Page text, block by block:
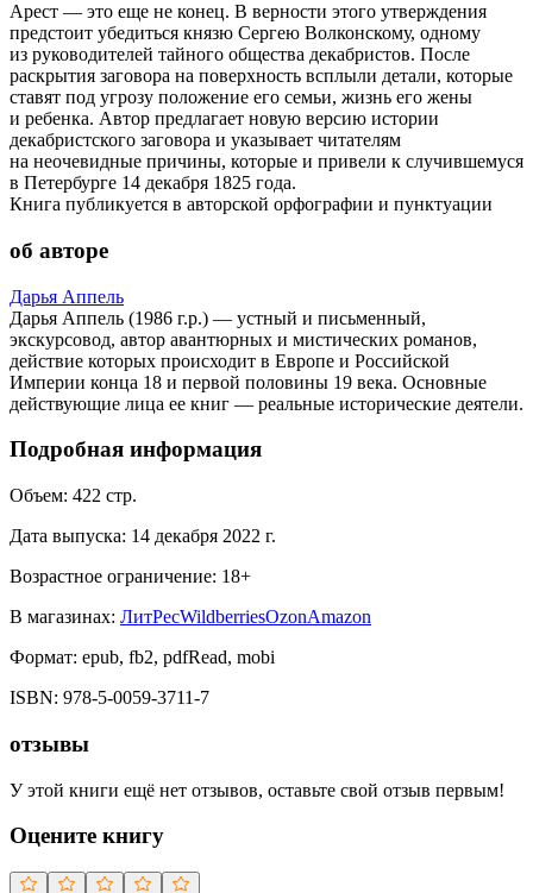
Арест — это еще не конец. В верности этого утверждения
предстоит убедиться князю Сергею Волконскому, одному
из руководителей тайного общества декабристов. После
раскрытия заговора на поверхность всплыли детали, которые
ставят под угрозу положение его семьи, жизнь его жены
и ребенка. Автор предлагает новую версию истории
декабристского заговора и указывает читателям
на неочевидные причины, которые и привели к случившемуся
в Петербурге 14 декабря 1825 года.
Книга публикуется в авторской орфографии и пунктуации
об авторе
Дарья Аппель
Дарья Аппель (1986 г.р.) — устный и письменный,
экскурсовод, автор авантюрных и мистических романов,
действие которых происходит в Европе и Российской
Империи конца 18 и первой половины 19 века. Основные
действующие лица ее книг — реальные исторические деятели.
Подробная информация
Объем: 422 стр.
Дата выпуска: 14 декабря 2022 г.
Возрастное ограничение: 18+
В магазинах: ЛитРесWildberriesOzonAmazon
Формат: epub, fb2, pdfRead, mobi
ISBN: 978-5-0059-3711-7
отзывы
У этой книги ещё нет отзывов, оставьте свой отзыв первым!
Оцените книгу